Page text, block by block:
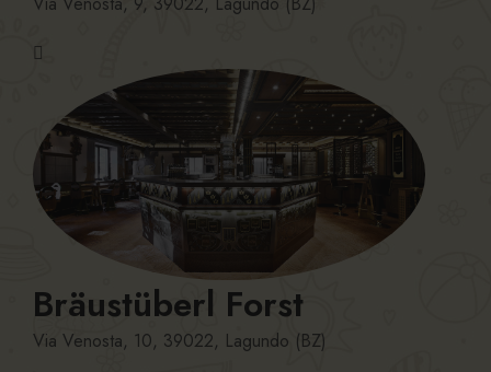
Bräustüberl Forst
Via Venosta, 10, 39022, Lagundo (BZ)